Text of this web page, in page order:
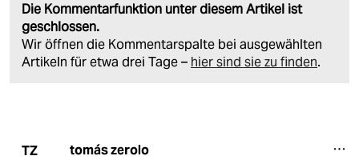
Die Kommentarfunktion unter diesem Artikel ist
geschlossen.
Wir öffnen die Kommentarspalte bei ausgewählten
Artikeln für etwa drei Tage – hier sind sie zu finden.
TZ tomás zerolo